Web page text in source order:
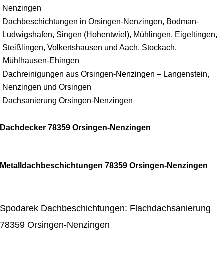
Nenzingen
Dachbeschichtungen in Orsingen-Nenzingen, Bodman-
Ludwigshafen, Singen (Hohentwiel), Mühlingen, Eigeltingen,
Steißlingen, Volkertshausen und Aach, Stockach,
Mühlhausen-Ehingen
Dachreinigungen aus Orsingen-Nenzingen – Langenstein,
Nenzingen und Orsingen
Dachsanierung Orsingen-Nenzingen
Dachdecker 78359 Orsingen-Nenzingen
Metalldachbeschichtungen 78359 Orsingen-Nenzingen
Spodarek Dachbeschichtungen: Flachdachsanierung
78359 Orsingen-Nenzingen